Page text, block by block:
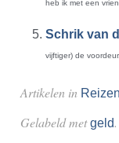
heb ik met een
Schrik van
vijftiger) de
Artikelen in Reizen
Gelabeld metgeld.